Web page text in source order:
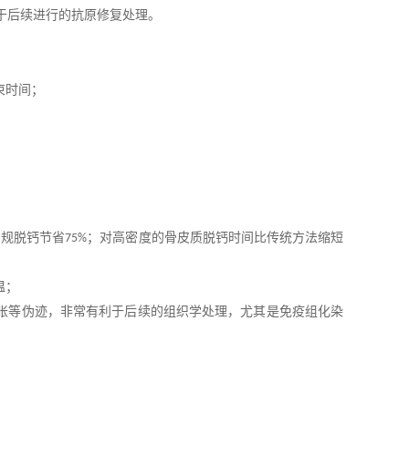
续进行的抗原修复处理。
间；
脱钙节省75%；对高密度的骨皮质脱钙时间比传统方法缩短
等伪迹，非常有利于后续的组织学处理，尤其是免疫组化染